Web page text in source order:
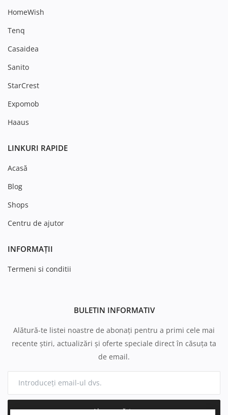
HomeWish
Tenq
Casaidea
Sanito
StarCrest
Expomob
Haaus
LINKURI RAPIDE
Acasă
Blog
Shops
Centru de ajutor
INFORMAȚII
Termeni si conditii
BULETIN INFORMATIV
Alătură-te listei noastre de abonați pentru a primi cele mai
recente știri, actualizări și oferte speciale direct în căsuța ta
de email.
Abonează-te